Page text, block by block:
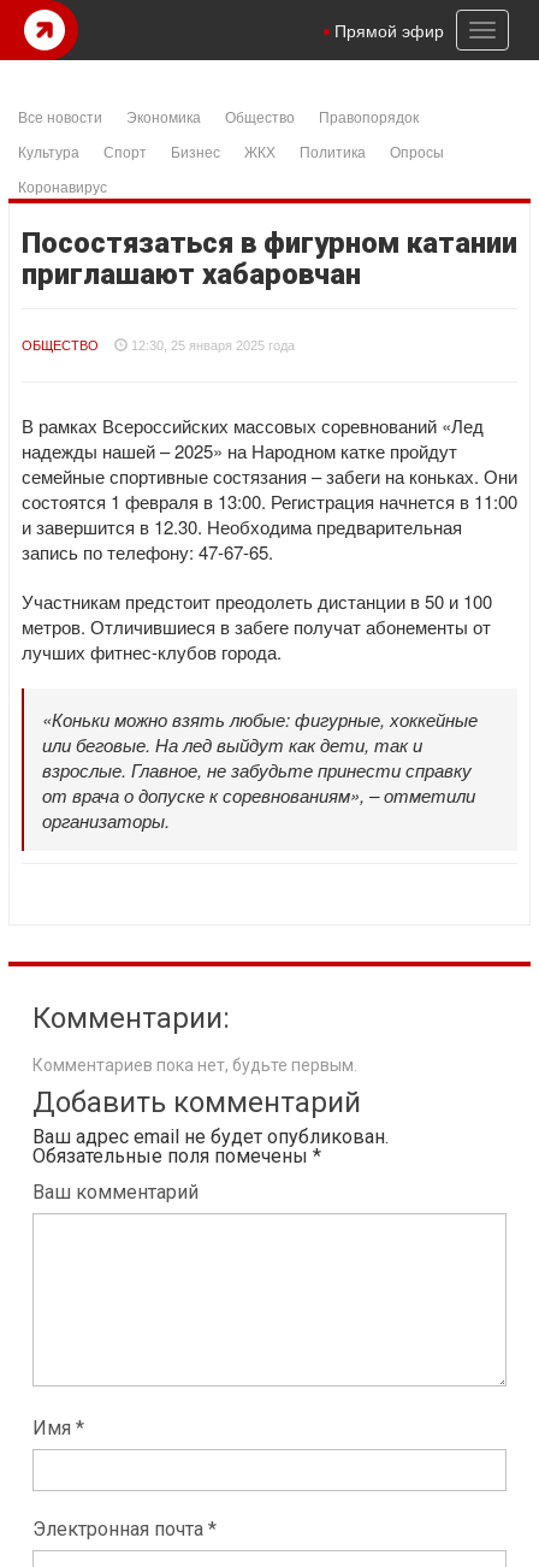
Toggle
Прямой эфир
Все новости Экономика Общество
Правопорядок
Культура
Спорт Бизнес ЖКХ Политика
Опросы
Коронавирус
Посостязаться в фигурном катании
приглашают хабаровчан
ОБЩЕСТВО 12:30, 25 января 2025 года
В рамках Всероссийских массовых соревнований «Лед
надежды нашей – 2025» на Народном катке пройдут
семейные спортивные состязания – забеги на коньках. Они
состоятся 1 февраля в 13:00. Регистрация начнется в 11:00
и завершится в 12.30. Необходима предварительная
запись по телефону: 47-67-65.
Участникам предстоит преодолеть дистанции в 50 и 100
метров. Отличившиеся в забеге получат абонементы от
лучших фитнес-клубов города.
«Коньки можно взять любые: фигурные, хоккейные
или беговые. На лед выйдут как дети, так и
взрослые. Главное, не забудьте принести справку
от врача о допуске к соревнованиям», – отметили
организаторы.
Комментарии:
Комментариев пока нет, будьте первым.
Добавить комментарий
Ваш адрес email не будет опубликован.
Обязательные поля помечены *
Ваш комментарий
Имя *
Электронная почта *